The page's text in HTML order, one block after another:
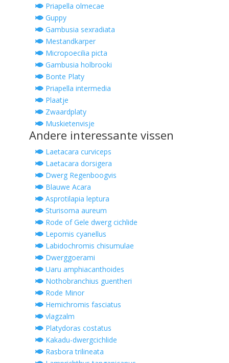
Priapella olmecae
Guppy
Gambusia sexradiata
Mestandkarper
Micropoecilia picta
Gambusia holbrooki
Bonte Platy
Priapella intermedia
Plaatje
Zwaardplaty
Muskietenvisje
Andere interessante vissen
Laetacara curviceps
Laetacara dorsigera
Dwerg Regenboogvis
Blauwe Acara
Asprotilapia leptura
Sturisoma aureum
Rode of Gele dwerg cichlide
Lepomis cyanellus
Labidochromis chisumulae
Dwerggoerami
Uaru amphiacanthoides
Nothobranchius guentheri
Rode Minor
Hemichromis fasciatus
vlagzalm
Platydoras costatus
Kakadu-dwergcichlide
Rasbora trilineata